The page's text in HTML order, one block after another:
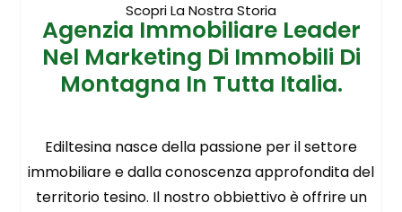
Scopri La Nostra Storia
Agenzia Immobiliare Leader
Nel Marketing Di Immobili Di
Montagna In Tutta Italia.
Ediltesina nasce della passione per il settore
immobiliare e dalla conoscenza approfondita del
territorio tesino. Il nostro obbiettivo è offrire un